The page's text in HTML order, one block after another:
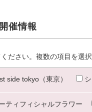
催情報
ださい。複数の項目を選択
side tokyo（東京）
ティフィシャルフラワー